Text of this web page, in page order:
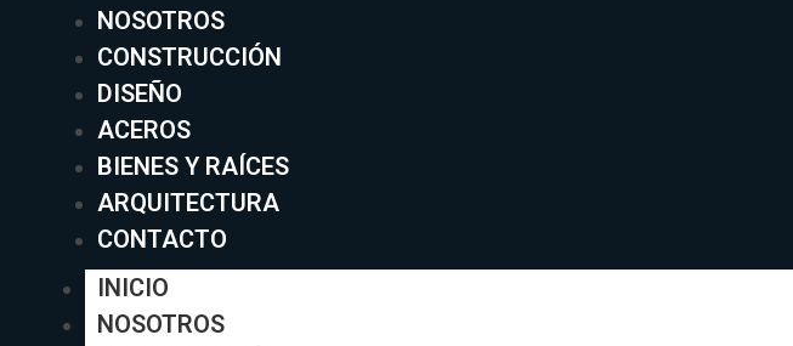
NOSOTROS
CONSTRUCCIÓN
DISEÑO
ACEROS
BIENES Y RAÍCES
ARQUITECTURA
CONTACTO
INICIO
NOSOTROS